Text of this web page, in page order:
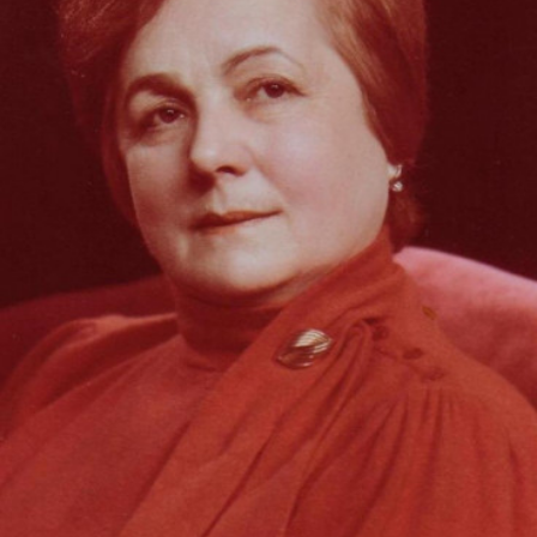
СТРУКТУРА
Президія НАН України
Апарат Президії
Секція фізико-технічних і математичних
Секція хімічних і біологічних наук
Секція суспільних і гуманітарних наук
Установи при Президії
Ради, комітети та комісії
Наукові центри МОН та НАН України
Громадські організації